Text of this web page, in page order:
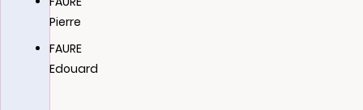
Pierre
FAURE
Edouard